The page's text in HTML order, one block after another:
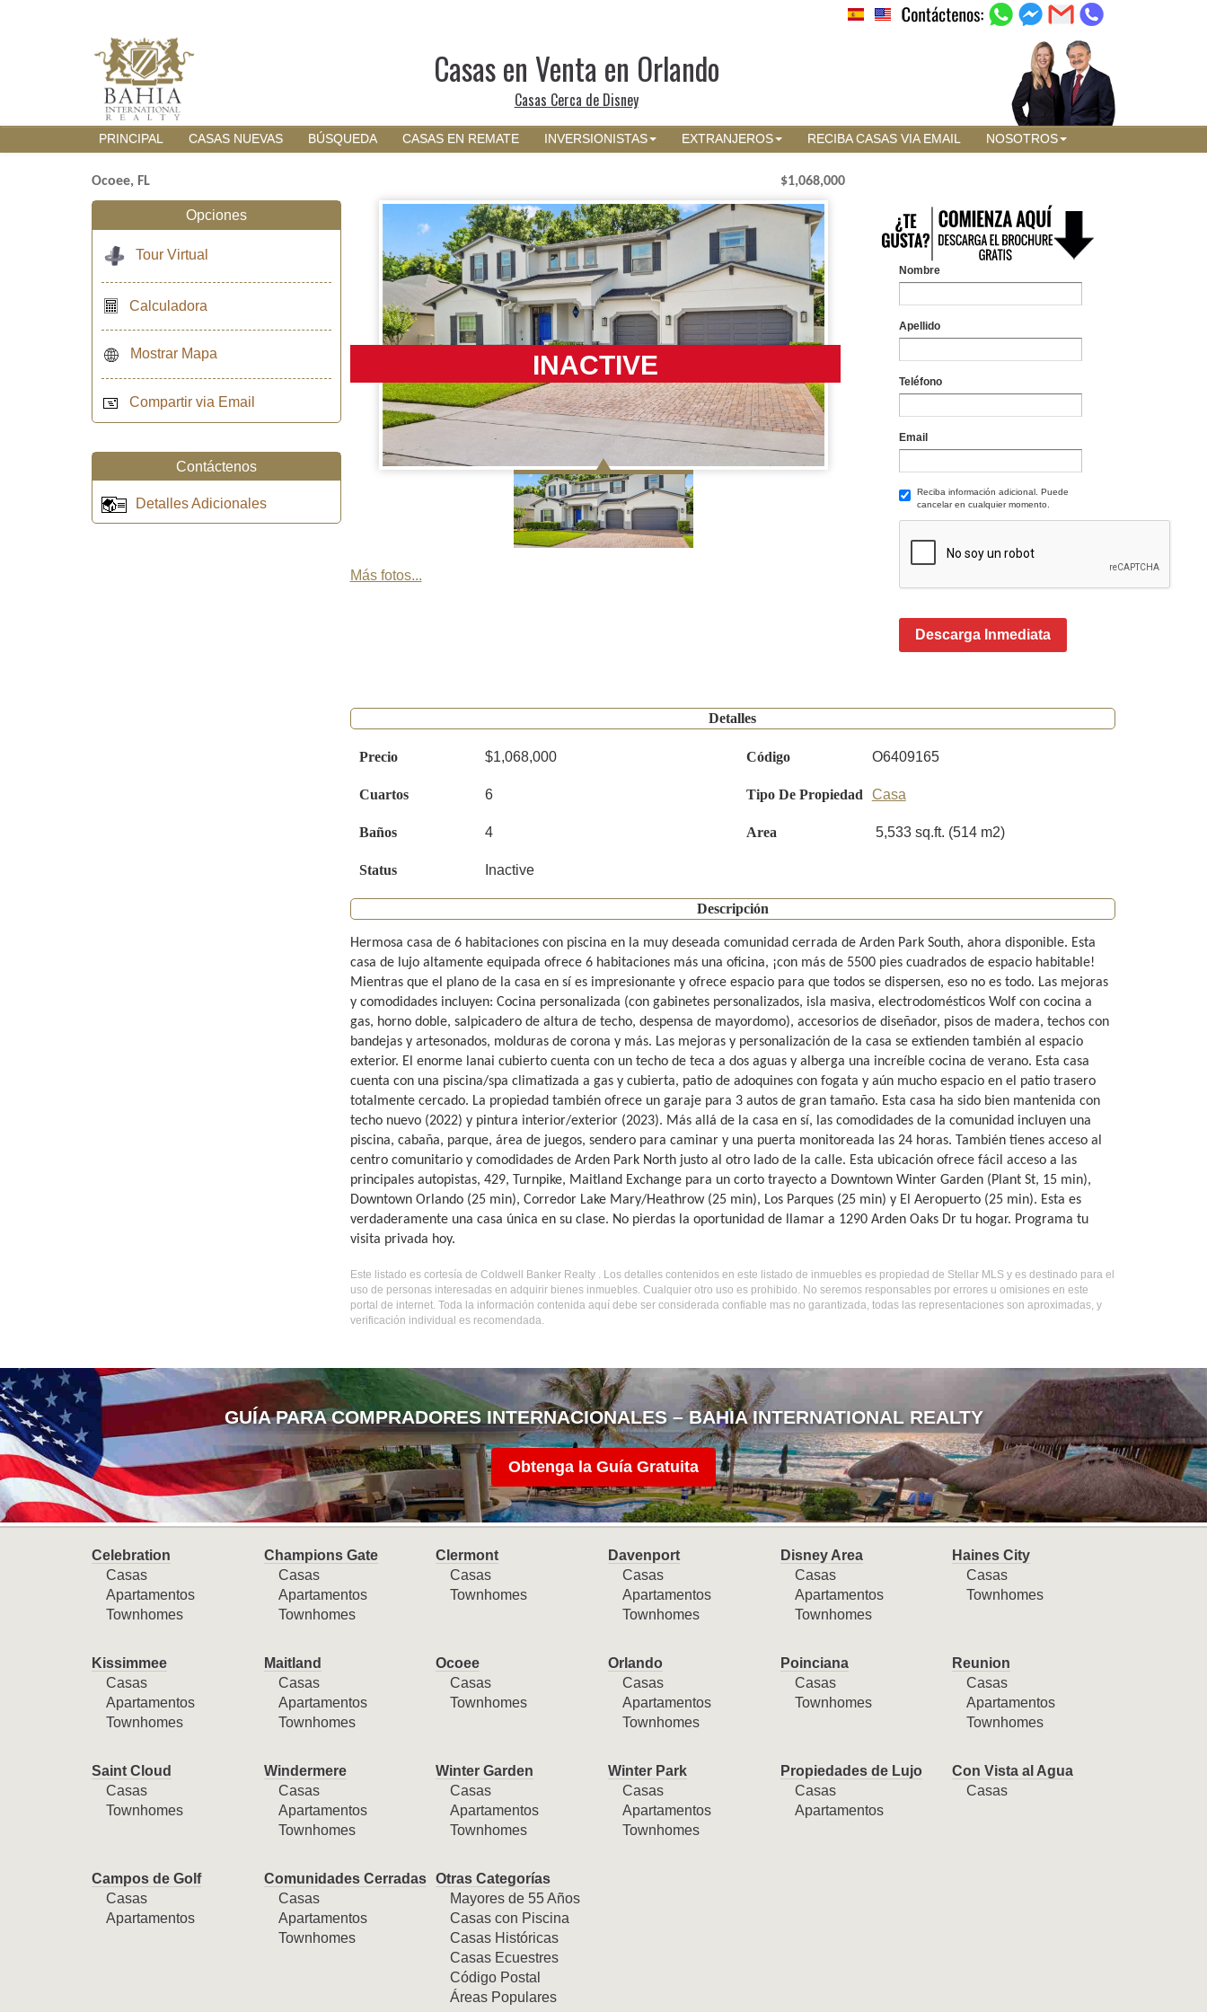
Casas en Venta en Orlando
Casas Cerca de Disney
PRINCIPAL CASAS NUEVAS BÚSQUEDA CASAS EN REMATE INVERSIONISTAS EXTRANJEROS RECIBA CASAS VIA EMAIL NOSOTROS
Ocoee, FL $1,068,000
INACTIVE
Más fotos...
Nombre
Apellido
Teléfono
Email
Reciba información adicional. Puede
cancelar en cualquier momento.
Descarga Inmediata
Detalles
Precio $1,068,000 Código O6409165
Cuartos 6 Tipo De Propiedad Casa
Baños 4 Area 5,533 sq.ft. (514 m2)
Status Inactive
Descripción
Hermosa casa de 6 habitaciones con piscina en la muy deseada comunidad cerrada de Arden Park South, ahora disponible. Esta
casa de lujo altamente equipada ofrece 6 habitaciones más una oficina, ¡con más de 5500 pies cuadrados de espacio habitable!
Mientras que el plano de la casa en sí es impresionante y ofrece espacio para que todos se dispersen, eso no es todo. Las mejoras
y comodidades incluyen: Cocina personalizada (con gabinetes personalizados, isla masiva, electrodomésticos Wolf con cocina a
gas, horno doble, salpicadero de altura de techo, despensa de mayordomo), accesorios de diseñador, pisos de madera, techos con
bandejas y artesonados, molduras de corona y más. Las mejoras y personalización de la casa se extienden también al espacio
exterior. El enorme lanai cubierto cuenta con un techo de teca a dos aguas y alberga una increíble cocina de verano. Esta casa
cuenta con una piscina/spa climatizada a gas y cubierta, patio de adoquines con fogata y aún mucho espacio en el patio trasero
totalmente cercado. La propiedad también ofrece un garaje para 3 autos de gran tamaño. Esta casa ha sido bien mantenida con
techo nuevo (2022) y pintura interior/exterior (2023). Más allá de la casa en sí, las comodidades de la comunidad incluyen una
piscina, cabaña, parque, área de juegos, sendero para caminar y una puerta monitoreada las 24 horas. También tienes acceso al
centro comunitario y comodidades de Arden Park North justo al otro lado de la calle. Esta ubicación ofrece fácil acceso a las
principales autopistas, 429, Turnpike, Maitland Exchange para un corto trayecto a Downtown Winter Garden (Plant St, 15 min),
Downtown Orlando (25 min), Corredor Lake Mary/Heathrow (25 min), Los Parques (25 min) y El Aeropuerto (25 min). Esta es
verdaderamente una casa única en su clase. No pierdas la oportunidad de llamar a 1290 Arden Oaks Dr tu hogar. Programa tu
visita privada hoy.
Este listado es cortesía de Coldwell Banker Realty . Los detalles contenidos en este listado de inmuebles es propiedad de Stellar MLS y es destinado para el
uso de personas interesadas en adquirir bienes inmuebles. Cualquier otro uso es prohibido. No seremos responsables por errores u omisiones en este
portal de internet. Toda la información contenida aquí debe ser considerada confiable mas no garantizada, todas las representaciones son aproximadas, y
verificación individual es recomendada.
Opciones
Tour Virtual
Calculadora
Mostrar Mapa
Compartir via Email
Contáctenos
Detalles Adicionales
GUÍA PARA COMPRADORES INTERNACIONALES – BAHIA INTERNATIONAL REALTY
Obtenga la Guía Gratuita
Celebration
Casas
Apartamentos
Townhomes
Champions Gate
Casas
Apartamentos
Townhomes
Clermont
Casas
Townhomes
Davenport
Casas
Apartamentos
Townhomes
Disney Area
Casas
Apartamentos
Townhomes
Haines City
Casas
Townhomes
Kissimmee
Casas
Apartamentos
Townhomes
Maitland
Casas
Apartamentos
Townhomes
Ocoee
Casas
Townhomes
Orlando
Casas
Apartamentos
Townhomes
Poinciana
Casas
Townhomes
Reunion
Casas
Apartamentos
Townhomes
Saint Cloud
Casas
Townhomes
Windermere
Casas
Apartamentos
Townhomes
Winter Garden
Casas
Apartamentos
Townhomes
Winter Park
Casas
Apartamentos
Townhomes
Propiedades de Lujo
Casas
Apartamentos
Con Vista al Agua
Casas
Campos de Golf
Casas
Apartamentos
Comunidades Cerradas
Casas
Apartamentos
Townhomes
Otras Categorías
Mayores de 55 Años
Casas con Piscina
Casas Históricas
Casas Ecuestres
Código Postal
Áreas Populares